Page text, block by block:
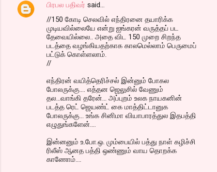
பிரபல பதிவர் said…
//150 கோடி செலவில் எந்திரனை தயாரிக்க
முடியவில்லையே என்று ஐங்கரன் வருத்தப் பட
தேவையில்லை.. அதை விட 150 முறை சிறந்த
படத்தை வழங்கியதற்காக காலமெல்லாம் பெருமைப்
பட்டுக் கொள்ளலாம்.
//
எந்திரன் வயித்தெரிச்சல் இன்னும் போகல
போலருக்கு.... எத்தன ஜெலுசில் வேணும்
தல...வாங்கி தரேன்... அப்புறம் உலக நாயகனின்
படத்த ரெட் ஜெயண்ட் கை மாத்திட்டானுக‌
போலருக்கு... உங்க சினிமா வியாபாரத்துல இதபத்தி
எழுதுங்களேன்....
இன்னனும் உ.போ.ஒ. மும்பையில் பத்து நாள் கழிச்சி
ரிலீஸ் ஆனத பத்தி ஒண்ணும் வாய தொறக்க
காணோம்....